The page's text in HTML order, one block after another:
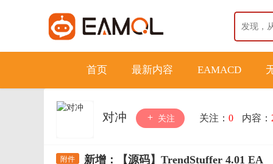
首页 最新内容 EAMACD
对冲 关注 关注： 0 内容：
新增：【源码】TrendStuffer 4.01 EA